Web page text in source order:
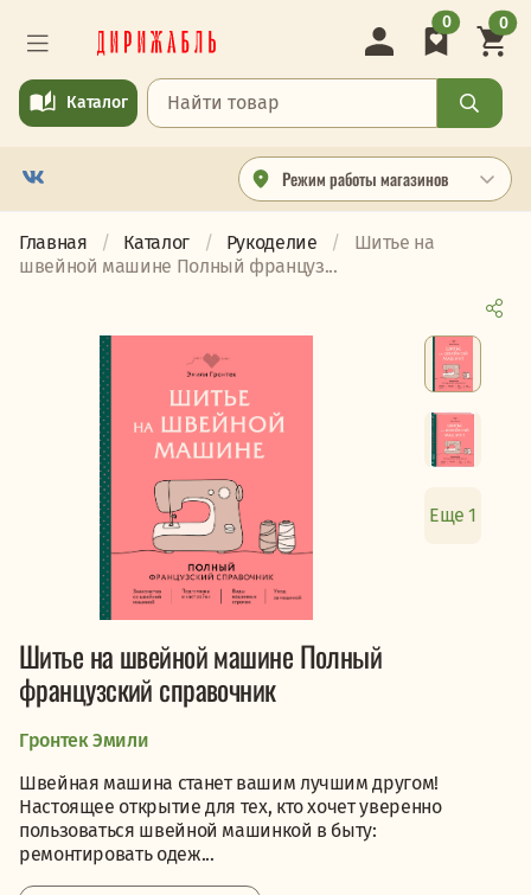
Режим работы магазинов
Каталог
0 0
Главная Каталог Рукоделие
Шитье на
швейной машине Полный француз...
Еще 1
Шитье на швейной машине Полный
французский справочник
Гронтек Эмили
Швейная машина станет вашим лучшим другом!
Настоящее открытие для тех, кто хочет уверенно
пользоваться швейной машинкой в быту:
ремонтировать одеж...